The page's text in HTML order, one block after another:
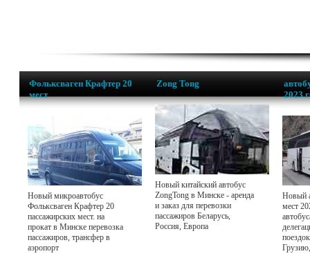
Фольксваген Крафтер 20
мест
Новый микроавтобус
Фольксваген Крафтер 20
пассажирских мест. на
прокат в Минске перевозка
пассажиров, трансфер в
аэропорт
Zong Tong
Новый китайский автобус
ZongTong в Минске - аренда
и заказ для перевозки
пассажиров Беларусь,
Россия, Европа
2023
Новый
мест